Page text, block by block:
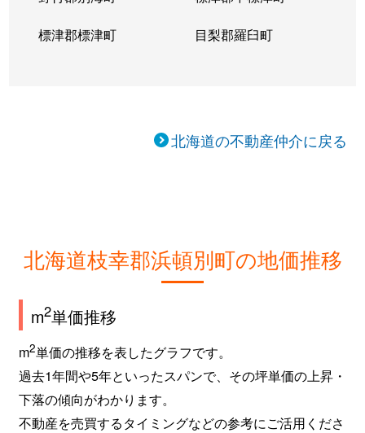
標津郡標津町 目梨郡羅臼町
北海道の不動産仲介に戻る
北海道枝幸郡浜頓別町の地価推移
m2単価推移
m2単価の推移を表したグラフです。
過去1年間や5年といったスパンで、その坪単価の上昇・
下落の傾向がわかります。
不動産を売買するタイミングなどの参考にご活用くださ